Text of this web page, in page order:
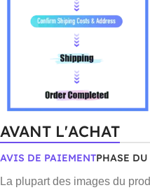
AVANT L'ACHAT
AVIS DE PAIEMENTPHASE
La plupart des images du